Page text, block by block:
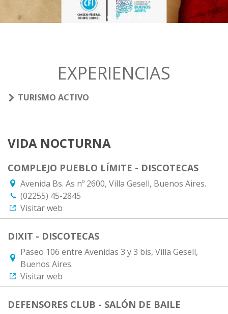
EXPERIENCIAS
TURISMO ACTIVO
VIDA NOCTURNA
COMPLEJO PUEBLO LÍMITE - DISCOTECAS
Avenida Bs. As nº 2600, Villa Gesell, Buenos Aires.
(02255) 45-2845
Visitar web
DIXIT - DISCOTECAS
Paseo 106 entre Avenidas 3 y 3 bis, Villa Gesell,
Buenos Aires.
Visitar web
DEFENSORES CLUB - SALÓN DE BAILE